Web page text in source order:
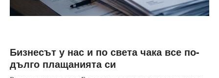
Бизнесът у нас и по света чака все по-
дълго плащанията си